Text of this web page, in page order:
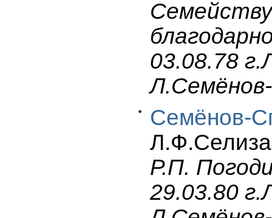
03.08.78
Семёнов-
Р.П.
29.03.80